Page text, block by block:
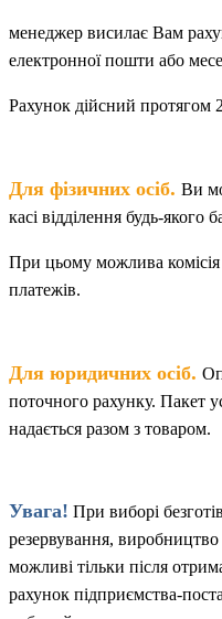
менеджер висилає Вам
електронної пошти або
Рахунок дійсний протягом
Для фізичних осіб. Ви
касі відділення будь-якого
При цьому можлива комісія
платежів.
Для юридичних осіб.
поточного рахунку. Пакет у
надається разом з товаром.
Увага! При виборі
резервування, виробництво
можливі тільки після
рахунок підприємства-